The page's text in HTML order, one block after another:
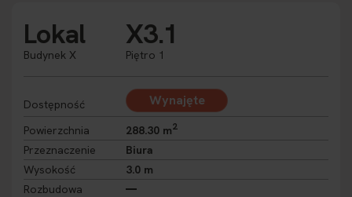
Lokal
Budynek X
X3.1
Piętro 1
Dostępność Wynajęte
Powierzchnia 288.30 m2
Przeznaczenie
Biura
Wysokość
3.0 m
Rozbudowa